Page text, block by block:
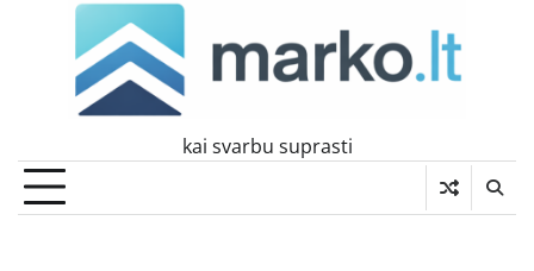
kai svarbu suprasti